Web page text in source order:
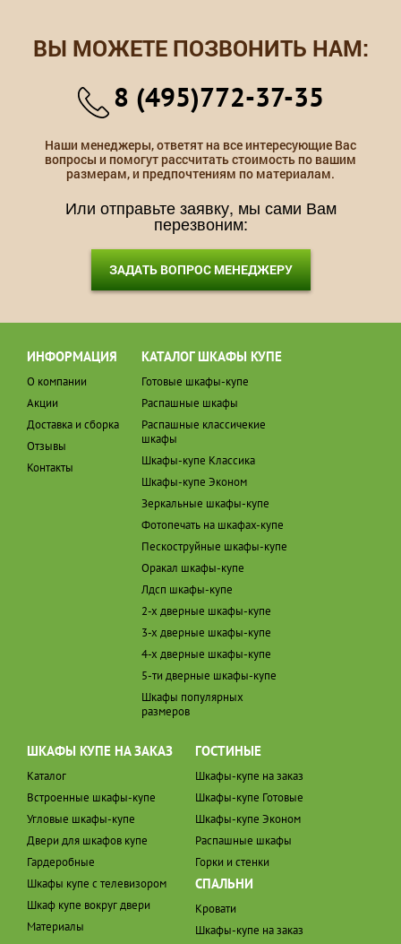
ВЫ МОЖЕТЕ ПОЗВОНИТЬ НАМ:
8 (495)772-37-35
Наши менеджеры, ответят на все интересующие Вас
вопросы и помогут рассчитать стоимость по вашим
размерам, и предпочтениям по материалам.
Или отправьте заявку, мы сами Вам
перезвоним:
ЗАДАТЬ ВОПРОС МЕНЕДЖЕРУ
ИНФОРМАЦИЯ
О компании
Акции
Доставка и сборка
Отзывы
Контакты
КАТАЛОГ ШКАФЫ КУПЕ
Готовые шкафы-купе
Распашные шкафы
Распашные классичекие
шкафы
Шкафы-купе Классика
Шкафы-купе Эконом
Зеркальные шкафы-купе
Фотопечать на шкафах-купе
Пескоструйные шкафы-купе
Оракал шкафы-купе
Лдсп шкафы-купе
2-х дверные шкафы-купе
3-х дверные шкафы-купе
4-х дверные шкафы-купе
5-ти дверные шкафы-купе
Шкафы популярных
размеров
ШКАФЫ КУПЕ НА ЗАКАЗ
Каталог
Встроенные шкафы-купе
Угловые шкафы-купе
Двери для шкафов купе
Гардеробные
Шкафы купе с телевизором
Шкаф купе вокруг двери
Материалы
ГОСТИНЫЕ
Шкафы-купе на заказ
Шкафы-купе Готовые
Шкафы-купе Эконом
Распашные шкафы
Горки и стенки
СПАЛЬНИ
Кровати
Шкафы-купе на заказ